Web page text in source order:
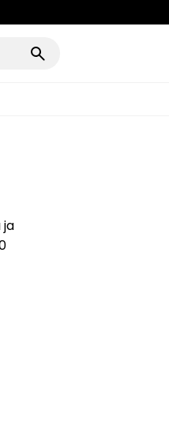
ja